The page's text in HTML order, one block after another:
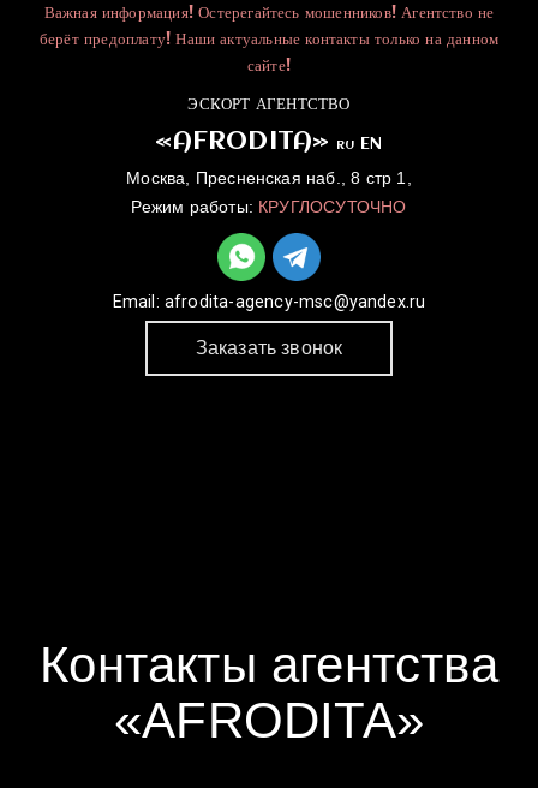
Важная информация! Остерегайтесь мошенников! Агентство не
берёт предоплату! Наши актуальные контакты только на данном
сайте!
ЭСКОРТ АГЕНТСТВО
«AFRODITA» RU EN
Москва, Пресненская наб., 8 стр 1,
Режим работы: КРУГЛОСУТОЧНО
Email: afrodita-agency-msc@yandex.ru
Заказать звонок
Контакты агентства
«AFRODITA»